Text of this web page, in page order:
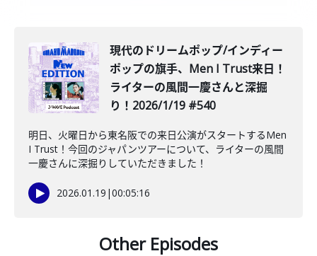
️現代のドリームポップ/インディー
ポップの旗手、Men I Trust来日！
ライターの風間一慶さんと深掘
り！2026/1/19 #540
明日、火曜日から東名阪での来日公演がスタートするMen
I Trust！今回のジャパンツアーについて、ライターの風間
一慶さんに深掘りしていただきました！
2026.01.19 |00:05:16
Other Episodes